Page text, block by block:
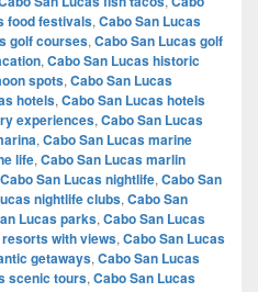
food festivals, Cabo San Lucas
golf courses, Cabo San Lucas golf
, Cabo San Lucas historic
spots, Cabo San Lucas
hotels, Cabo San Lucas hotels
experiences, Cabo San Lucas
, Cabo San Lucas marine
life, Cabo San Lucas marlin
Cabo San Lucas nightlife, Cabo San
nightlife clubs, Cabo San
Lucas parks, Cabo San Lucas
with views, Cabo San Lucas
getaways, Cabo San Lucas
scenic tours, Cabo San Lucas